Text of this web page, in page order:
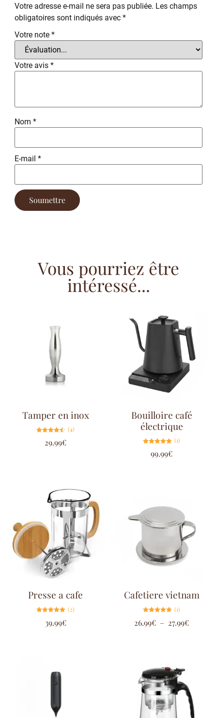
Votre adresse e-mail ne sera pas publiée. Les champs
obligatoires sont indiqués avec *
Votre note *
Votre avis *
Nom *
E-mail *
Vous pourriez être
intéressé...
Tamper en inox
4.50
sur 5
(4)
29.99€
Bouilloire café
électrique
5.00
sur 5
(1)
99.99€
Presse a cafe
5.00
sur 5
(2)
39.99€
Cafetiere vietnam
5.00
sur 5
(1)
26.99€ – 27.99€